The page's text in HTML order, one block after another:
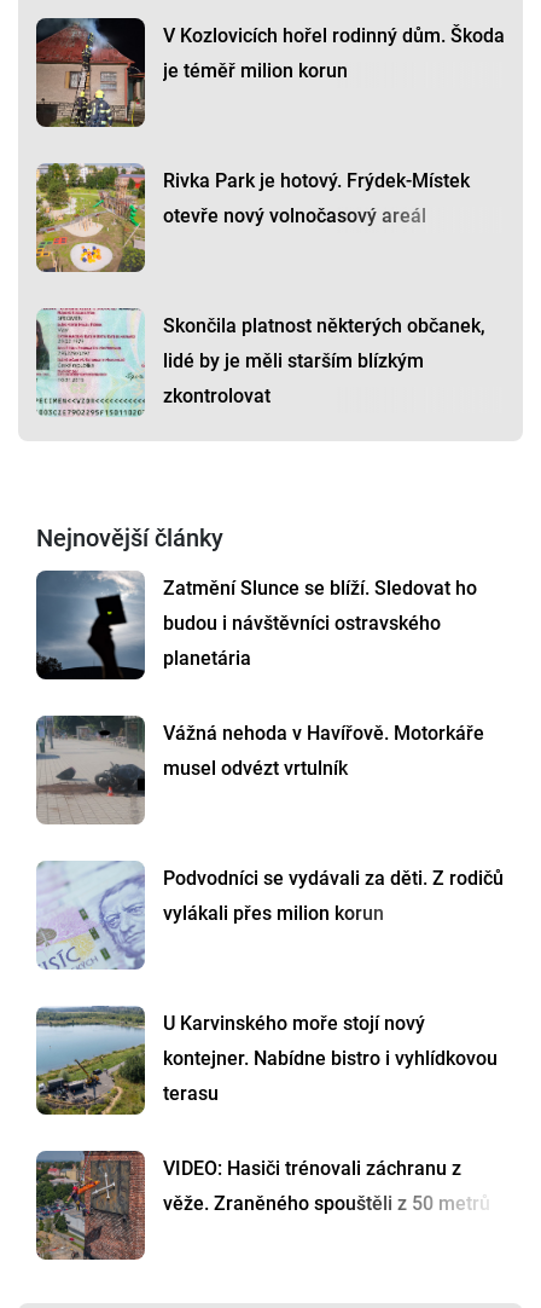
V Kozlovicích hořel rodinný dům. Škoda
je téměř milion korun
Rivka Park je hotový. Frýdek-Místek
otevře nový volnočasový areál
Skončila platnost některých občanek,
lidé by je měli starším blízkým
zkontrolovat
Nejnovější články
Zatmění Slunce se blíží. Sledovat ho
budou i návštěvníci ostravského
planetária
Vážná nehoda v Havířově. Motorkáře
musel odvézt vrtulník
Podvodníci se vydávali za děti. Z rodičů
vylákali přes milion korun
U Karvinského moře stojí nový
kontejner. Nabídne bistro i vyhlídkovou
terasu
VIDEO: Hasiči trénovali záchranu z
věže. Zraněného spouštěli z 50 metrů